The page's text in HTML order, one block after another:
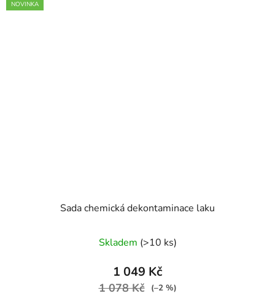
NOVINKA
Sada chemická dekontaminace laku
hodnocení
produktu
je
Skladem (>10 ks)
1 049 Kč
1 078 Kč (–2 %)